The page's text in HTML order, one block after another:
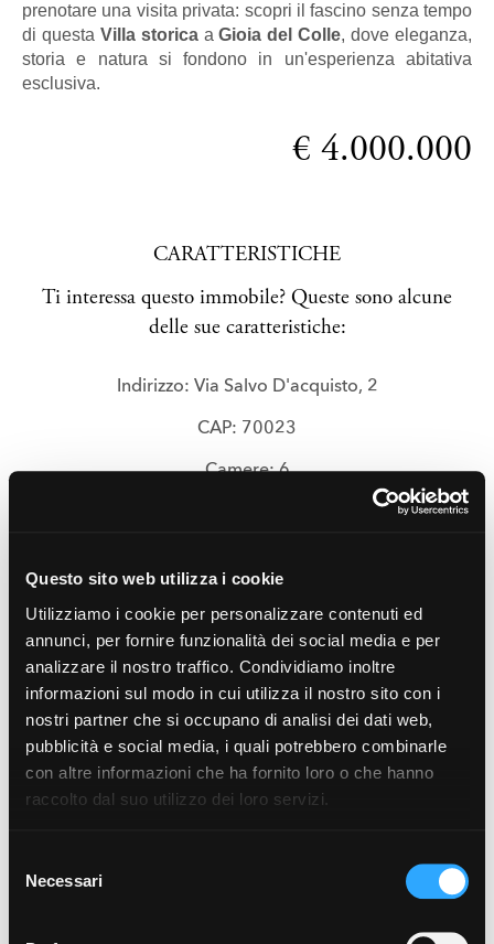
Questo sito web utilizza i cookie
Utilizziamo i cookie per personalizzare contenuti ed
annunci, per fornire funzionalità dei social media e per
analizzare il nostro traffico. Condividiamo inoltre
informazioni sul modo in cui utilizza il nostro sito con i
nostri partner che si occupano di analisi dei dati web,
pubblicità e social media, i quali potrebbero combinarle
con altre informazioni che ha fornito loro o che hanno
raccolto dal suo utilizzo dei loro servizi.
delNecessari
prenotare una visita privata: scopri il fascino senza tempo
di questa Villa storicaaGioia del Colle, dove eleganza,
storia e natura si fondono in un'esperienza abitativa
esclusiva.
€ 4.000.000
CARATTERISTICHE
Ti interessa questo immobile? Queste sono alcune
delle sue caratteristiche:
Indirizzo: Via Salvo D'acquisto, 2
CAP: 70023
Camere: 6
UBICAZIONE IMMOBILE
Consulta la mappa e scopri le caratteristiche della
zona in cui è ubicato l'immobile: